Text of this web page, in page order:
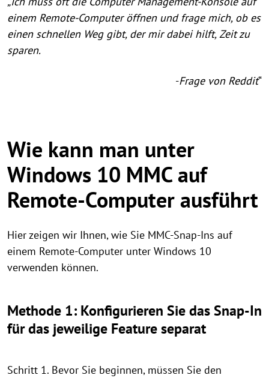
einem Remote-Computer öffnen und frage mich, ob es
einen schnellen Weg gibt, der mir dabei hilft, Zeit zu
sparen.
-Frage von Reddit“
Wie kann man unter
Windows 10 MMC auf
Remote-Computer ausführt
Hier zeigen wir Ihnen, wie Sie MMC-Snap-Ins auf
einem Remote-Computer unter Windows 10
verwenden können.
Methode 1: Konfigurieren Sie das Snap-In
für das jeweilige Feature separat
Schritt 1. Bevor Sie beginnen, müssen Sie den